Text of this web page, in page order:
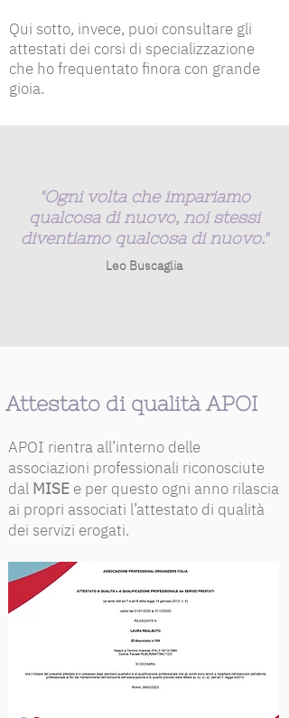
Qui sotto, invece, puoi consultare gli
attestati dei corsi di specializzazione
che ho frequentato finora con grande
gioia.
"Ogni volta che impariamo
qualcosa di nuovo, noi stessi
diventiamo qualcosa di nuovo."
Leo Buscaglia
Attestato di qualità APOI
APOI rientra all’interno delle
associazioni professionali riconosciute
dal MISE e per questo ogni anno rilascia
ai propri associati l’attestato di qualità
dei servizi erogati.